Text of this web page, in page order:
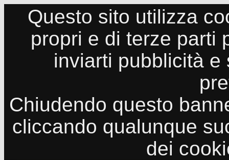
Questo sito utilizza
propri e di terze parti
inviarti pubblicità
Chiudendo questo
cliccando qualunque
dei